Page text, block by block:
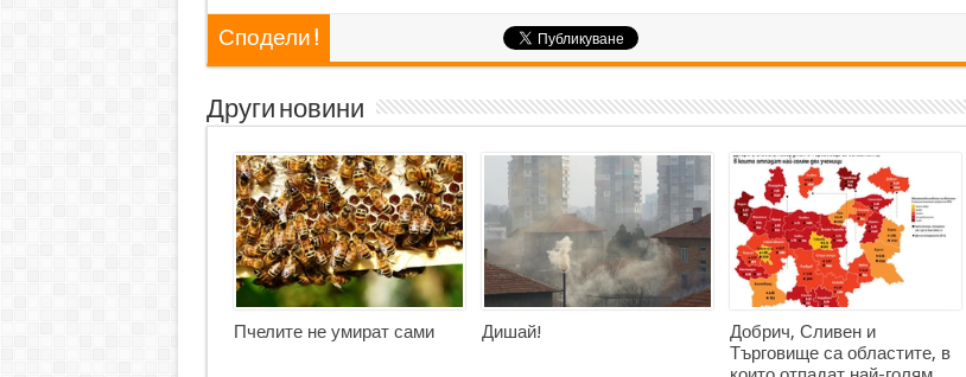
Сподели !
Други новини
Пчелите не умират сами Дишай!
Добрич, Сливен и
Търговище са областите, в